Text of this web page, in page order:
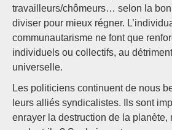
travailleurs/chômeurs… selon la
diviser pour mieux régner.
communautarisme ne font que
individuels ou collectifs, au
universelle.
Les politiciens continuent de nous
leurs alliés syndicalistes. Ils sont
enrayer la destruction de la planète,